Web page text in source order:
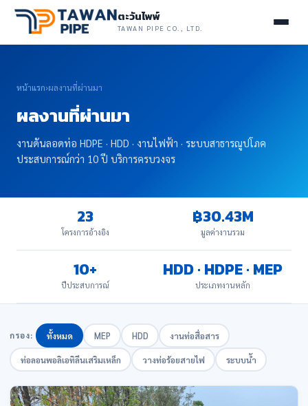
ตะวันไพพ์
TAWAN PIPE CO., LTD.
หน้าแรก›ผลงานที่ผ่านมา
ผลงานที่ผ่านมา
งานดันลอดท่อ HDPE · HDD · งานไฟฟ้า · ระบบสาธารณูปโภค
ประสบการณ์กว่า 10 ปี บริการครบวงจร
23
โครงการอ้างอิง
฿30.43M
มูลค่างานรวม
10+
ปีประสบการณ์
HDD · HDPE · MEP
ประเภทงานหลัก
กรอง: ทั้งหมด MEP HDD งานท่อสื่อสาร
ท่อลอนพอลิเอทิลีนเสริมเหล็ก วางท่อร้อยสายไฟ ระบบน้ำ